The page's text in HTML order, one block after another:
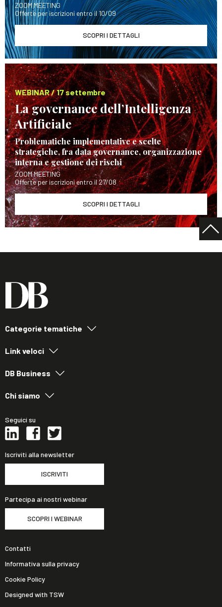
ZOOM MEETING
Offerte per iscrizioni entro il 10/09
SCOPRI I DETTAGLI
WEBINAR / 17 settembre
La governance dell’Intelligenza
Artificiale
Problematiche implementative e scelte
strategiche, fra data governance, organizzazione
interna e gestione dei rischi
ZOOM MEETING
Offerte per iscrizioni entro il 27/08
SCOPRI I DETTAGLI
Categorie tematiche
Link veloci
DB Business
Chi siamo
Seguici su
Iscriviti alla newsletter
ISCRIVITI
Partecipa ai nostri webinar
SCOPRI I WEBINAR
Contatti
Informativa sulla privacy
Cookie Policy
Designed with TSW